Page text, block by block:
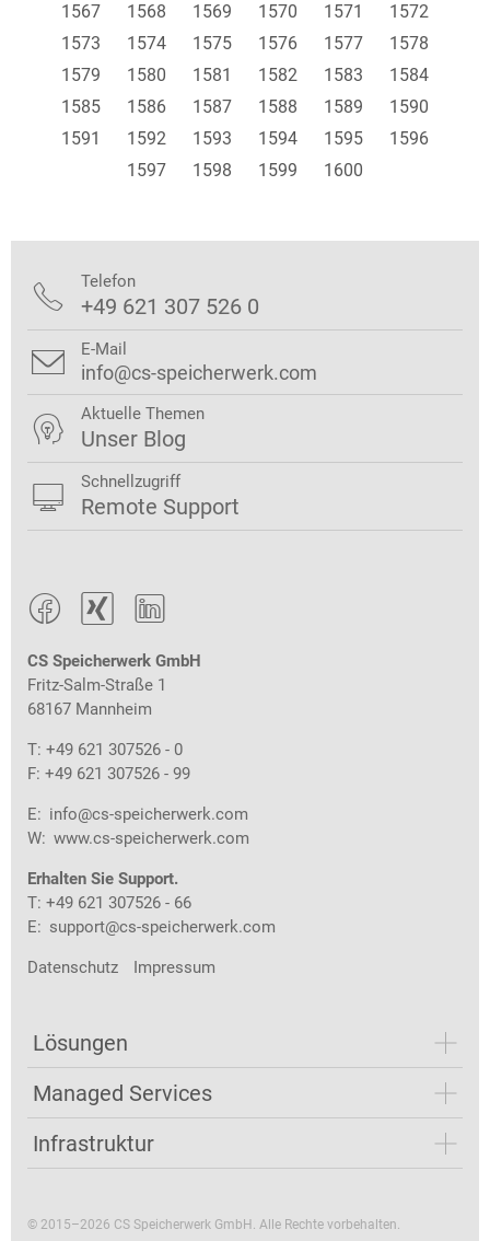
1567
1568 1569 1570 1571
1572
1573
1574 1575 1576 1577
1578
1579
1580 1581 1582 1583
1584
1585
1586 1587 1588 1589
1590
1591
1592 1593 1594 1595
1596
1597
1598 1599 1600
  
CS Speicherwerk GmbH
Fritz-Salm-Straße 1
68167 Mannheim
T: +49 621 307526 - 0
F: +49 621 307526 - 99
E: info@cs-speicherwerk.com
W: www.cs-speicherwerk.com
Erhalten Sie Support.
T: +49 621 307526 - 66
E: support@cs-speicherwerk.com
Datenschutz Impressum
Lösungen
Managed Services
Infrastruktur
 Telefon
+49 621 307 526 0
 E-Mail
info@cs-speicherwerk.com
 Aktuelle Themen
Unser Blog
 Schnellzugriff
Remote Support
© 2015–2026 CS Speicherwerk GmbH. Alle Rechte vorbehalten.